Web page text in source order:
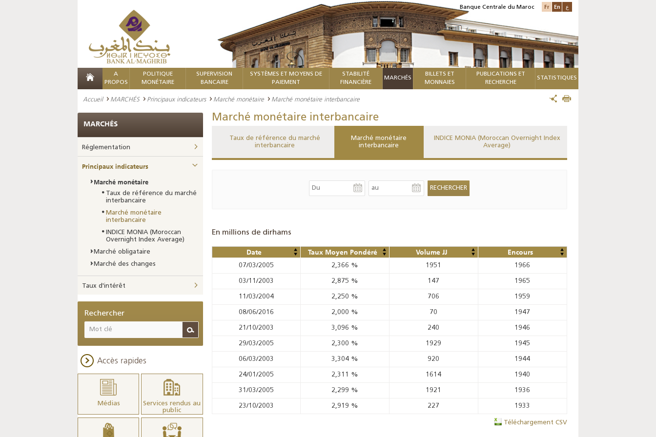
Banque Centrale du Maroc Fr En ع
A
PROPOS
POLITIQUE
MONÉTAIRE
SUPERVISION
BANCAIRE
SYSTÈMES ET MOYENS DE
PAIEMENT
STABILITÉ
FINANCIÈRE
MARCHÉS
BILLETS ET
MONNAIES
PUBLICATIONS ET
RECHERCHE
STATISTIQUES
Accueil MARCHÉS Principaux indicateurs Marché monétaire Marché monétaire interbancaire
Marché monétaire interbancaire
Taux de référence du marché
interbancaire
Marché monétaire
interbancaire
INDICE MONIA (Moroccan Overnight Index
Average)
En millions de dirhams
Date Taux Moyen Pondéré Volume JJ Encours
07/03/2005 2,366 % 1951 1966
03/11/2003 2,875 % 147 1965
11/03/2004 2,250 % 706 1959
08/06/2016 2,000 % 70 1947
21/10/2003 3,096 % 240 1946
29/03/2005 2,300 % 1929 1945
06/03/2003 3,304 % 920 1944
24/01/2005 2,311 % 1614 1940
31/03/2005 2,299 % 1921 1936
23/10/2003 2,919 % 227 1933
Téléchargement CSV
MARCHÉS
Réglementation
Principaux indicateurs
Marché monétaire
Taux de référence du marché
interbancaire
Marché monétaire
interbancaire
INDICE MONIA (Moroccan
Overnight Index Average)
Marché obligataire
Marché des changes
Taux d'intérêt
Rechercher
Accès rapides
Médias
Services rendus au
public